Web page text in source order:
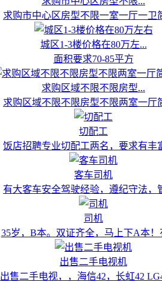
求购市中心区房型不限一室一厅一卫
城区1-3楼价格在80万左...
面积要求70-85平方
求购区域不限不限房型...
求购区域不限不限房型不限两室一厅
切配工
饭店招聘专业切配工两名，要求有丰
客车司机
有大客车安全驾驶经验，遵纪守法，
司机
35岁，B本。双证齐全，马上下A本！
出售二手电视机
出售二手电视，，海信42，长虹42